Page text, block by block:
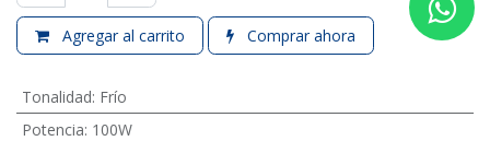
Agregar al carrito Comprar ahora
Tonalidad: Frío
Potencia: 100W